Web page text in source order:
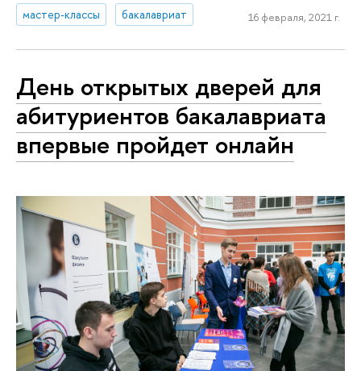
мастер-классы
бакалавриат 16 февраля, 2021 г.
День открытых дверей для
абитуриентов бакалавриата
впервые пройдет онлайн